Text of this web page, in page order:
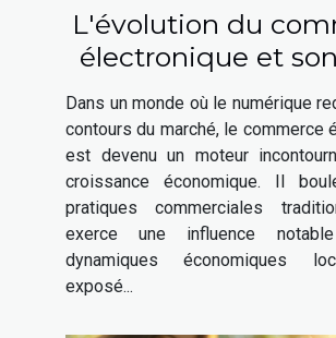
L'évolution du
électronique et
sur les économies
stratégies de
les PME
Dans un monde où le numérique
contours du marché, le commerce
est devenu un moteur
croissance économique. Il
pratiques commerciales
exerce une influence
dynamiques économiques
exposé...